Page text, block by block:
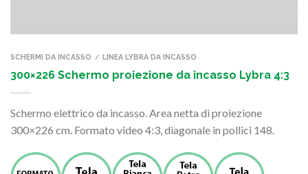
SCHERMI DA INCASSO / LINEA LYBRA DA INCASSO
300×226 Schermo proiezione da incasso Lybra 4:3
Schermo elettrico da incasso. Area netta di proiezione
300×226 cm. Formato video 4:3, diagonale in pollici 148.